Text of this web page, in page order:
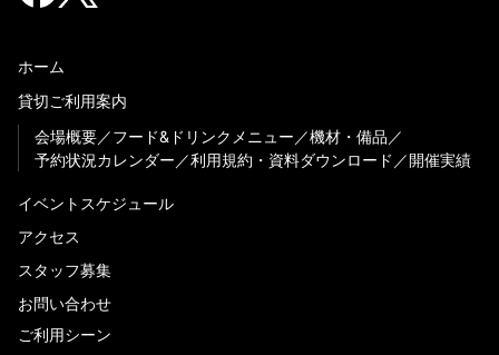
ホーム
貸切ご利用案内
会場概要
フード&ドリンクメニュー
機材・備品
予約状況カレンダー
利用規約・資料ダウンロード 開催実績
イベントスケジュール
アクセス
スタッフ募集
お問い合わせ
ご利用シーン